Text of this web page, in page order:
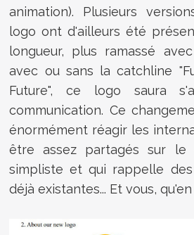
animation). Plusieurs
logo ont d'ailleurs été
longueur, plus ramassé
avec ou sans la catchline
Future", ce logo saura
communication. Ce
énormément réagir les
être assez partagés sur le
simpliste et qui rappelle
déjà existantes... Et vous,